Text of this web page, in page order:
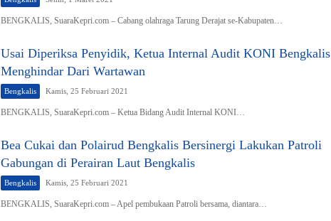
BENGKALIS, SuaraKepri.com – Cabang olahraga Tarung Derajat se-Kabupaten…
Usai Diperiksa Penyidik, Ketua Internal Audit KONI Bengkalis
Menghindar Dari Wartawan
Bengkalis Kamis, 25 Februari 2021
BENGKALIS, SuaraKepri.com – Ketua Bidang Audit Internal KONI…
Bea Cukai dan Polairud Bengkalis Bersinergi Lakukan Patroli
Gabungan di Perairan Laut Bengkalis
Bengkalis Kamis, 25 Februari 2021
BENGKALIS, SuaraKepri.com – Apel pembukaan Patroli bersama, diantara…